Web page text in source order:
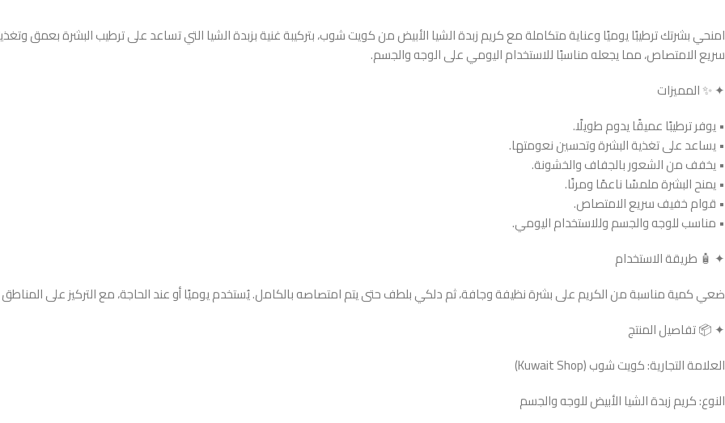
امنحي بشرتك ترطيبًا يوميًا وعناية متكاملة مع كريم زبدة الشيا الأبيض من كويت شوب، بتركيبة غنية بزبدة الشيا التي تساعد على ترطيب البشرة بعمق
سريع الامتصاص، مما يجعله مناسبًا للاستخدام اليومي على الوجه والجسم.
✦ ✨ المميزات
• يوفر ترطيبًا عميقًا يدوم طويلًا.
• يساعد على تغذية البشرة وتحسين نعومتها.
• يخفف من الشعور بالجفاف والخشونة.
• يمنح البشرة ملمسًا ناعمًا ومرنًا.
• قوام خفيف سريع الامتصاص.
• مناسب للوجه والجسم وللاستخدام اليومي.
✦ 🧴 طريقة الاستخدام
ضعي كمية مناسبة من الكريم على بشرة نظيفة وجافة، ثم دلكي بلطف حتى يتم امتصاصه بالكامل. يُستخدم يوميًا أو عند الحاجة، مع التركيز على المناطق
✦ 📦 تفاصيل المنتج
العلامة التجارية: كويت شوب (Kuwait Shop)
النوع: كريم زبدة الشيا الأبيض للوجه والجسم